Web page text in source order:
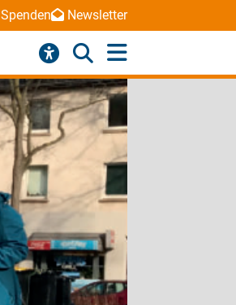
Spenden Newsletter